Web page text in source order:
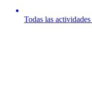
Todas las